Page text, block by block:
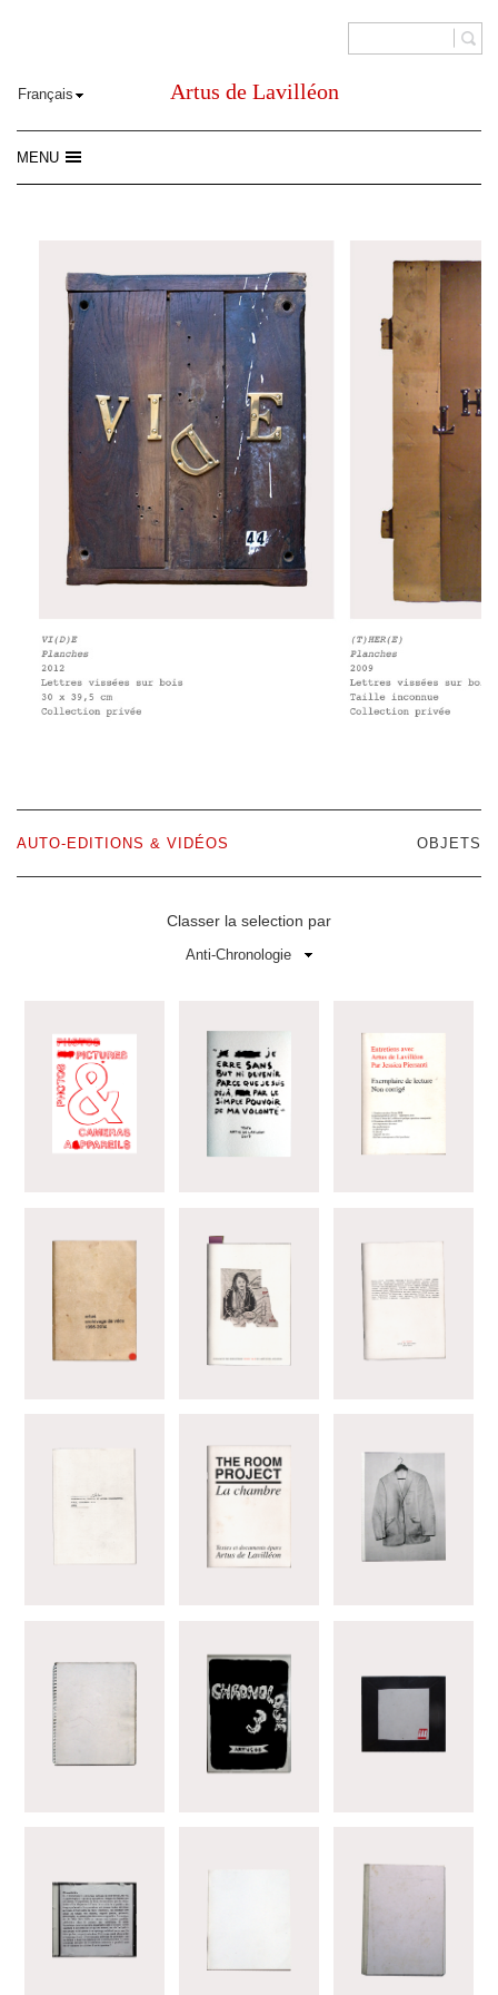
Artus de Lavilléon
MENU
AUTO-EDITIONS & VIDÉOS OBJETS
Classer la selection par